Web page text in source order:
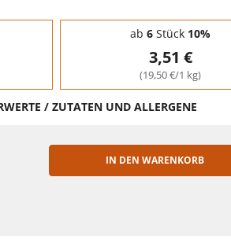
ab 6 Stück 10%
3,51 €
(19,50 €/1 kg)
/ ZUTATEN UND ALLERGENE
IN DEN WARENKORB